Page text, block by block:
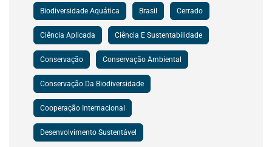
Biodiversidade Aquática Brasil Cerrado
Ciência Aplicada Ciência E Sustentabilidade
Conservação Conservação Ambiental
Conservação Da Biodiversidade
Cooperação Internacional
Desenvolvimento Sustentável